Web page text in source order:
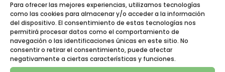
Para ofrecer las mejores experiencias, utilizamos tecnologías
como las cookies para almacenar y/o acceder a la información
del dispositivo. El consentimiento de estas tecnologías nos
permitirá procesar datos como el comportamiento de
navegación o las identificaciones únicas en este sitio. No
consentir o retirar el consentimiento, puede afectar
negativamente a ciertas características y funciones.